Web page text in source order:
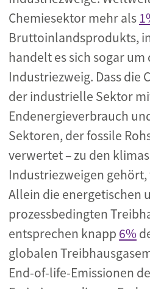
Chemiesektor mehr als
Bruttoinlandsprodukts,
handelt es sich sogar um
Industriezweig. Dass die
der industrielle Sektor
Endenergieverbrauch
Sektoren, der fossile
verwertet – zu den
Industriezweigen
Allein die energetischen
prozessbedingten
entsprechen knapp 6%
globalen
End-of-life-Emissionen